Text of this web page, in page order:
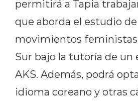
permitirá a Tapia
que aborda el estudio
movimientos feministas
Sur bajo la tutoría de un
AKS. Además, podrá
idioma coreano y otras